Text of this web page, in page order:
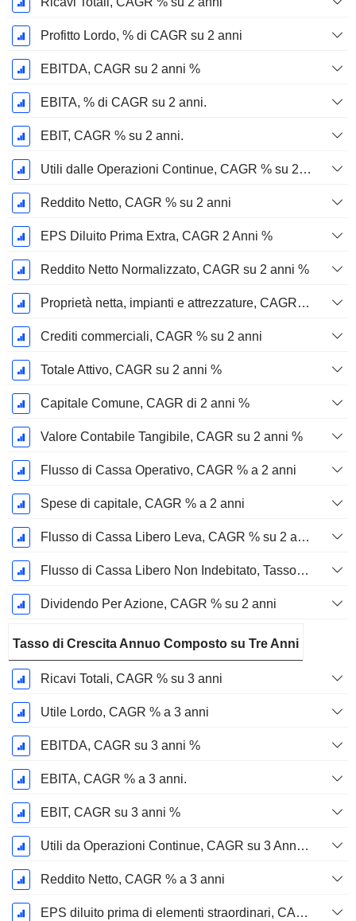
Profitto Lordo, % di CAGR su 2 anni
EBITDA, CAGR su 2 anni %
EBITA, % di CAGR su 2 anni.
EBIT, CAGR % su 2 anni.
Utili dalle Operazioni Continue, CAGR % su 2 anni
Reddito Netto, CAGR % su 2 anni
EPS Diluito Prima Extra, CAGR 2 Anni %
Reddito Netto Normalizzato, CAGR su 2 anni %
Proprietà netta, impianti e attrezzature, CAGR su 2 anni %
Crediti commerciali, CAGR % su 2 anni
Totale Attivo, CAGR su 2 anni %
Capitale Comune, CAGR di 2 anni %
Valore Contabile Tangibile, CAGR su 2 anni %
Flusso di Cassa Operativo, CAGR % a 2 anni
Spese di capitale, CAGR % a 2 anni
Flusso di Cassa Libero Leva, CAGR % su 2 anni
Flusso di Cassa Libero Non Indebitato, Tasso di Crescita Annuo Composto su 2 Anni %
Dividendo Per Azione, CAGR % su 2 anni
Tasso di Crescita Annuo Composto su Tre Anni
Ricavi Totali, CAGR % su 3 anni
Utile Lordo, CAGR % a 3 anni
EBITDA, CAGR su 3 anni %
EBITA, CAGR % a 3 anni.
EBIT, CAGR su 3 anni %
Utili da Operazioni Continue, CAGR su 3 Anni %
Reddito Netto, CAGR % a 3 anni
EPS diluito prima di elementi straordinari, CAGR su 3 anni %